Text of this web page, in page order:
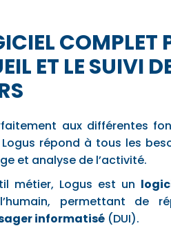
COMPLET
ET LE SUIVI
aux différentes
répond à tous les
et analyse de l’activité.
métier, Logus est un
permettant de
informatisé (DUI).